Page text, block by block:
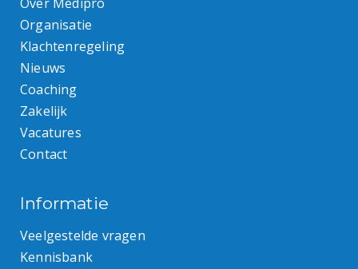
Organisatie
Klachtenregeling
Nieuws
Coaching
Zakelijk
Vacatures
Contact
Informatie
Veelgestelde vragen
Kennisbank